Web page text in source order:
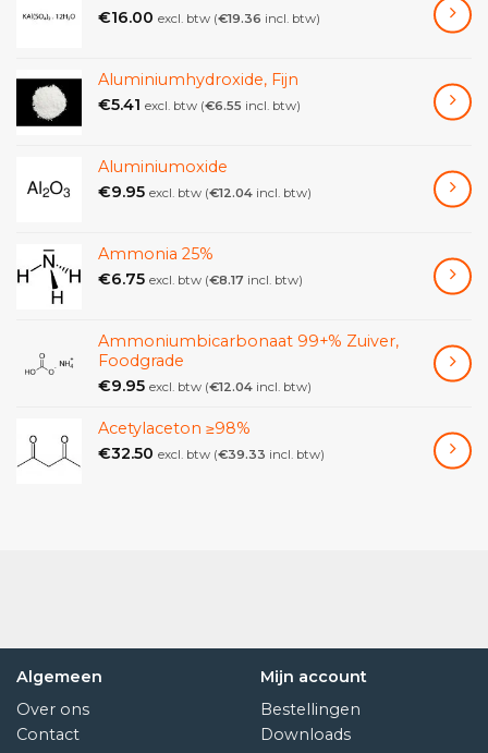
P221 Vermenging met brandbare stoffen absoluut
voelen een ANTIGIFCENTRUM/arts
raadplegen. De mond spoelen.
P305 + P351 + P338 BIJ CONTACT MET DE OGEN:
voorzichtig afspoelen met water
gedurende een aantal minuten; contactlenzen
P370 + P378 In geval van brand: blussen met
droogpoeder of droog zand.
€16.00 excl. btw (€19.36 incl. btw)
Aluminiumhydroxide, Fijn
€5.41 excl. btw (€6.55 incl. btw)
Aluminiumoxide
€9.95 excl. btw (€12.04 incl. btw)
Ammonia 25%
€6.75 excl. btw (€8.17 incl. btw)
Ammoniumbicarbonaat 99+% Zuiver,
Foodgrade
€9.95 excl. btw (€12.04 incl. btw)
Acetylaceton ≥98%
€32.50 excl. btw (€39.33 incl. btw)
Algemeen
Over ons
Contact
Mijn account
Bestellingen
Downloads